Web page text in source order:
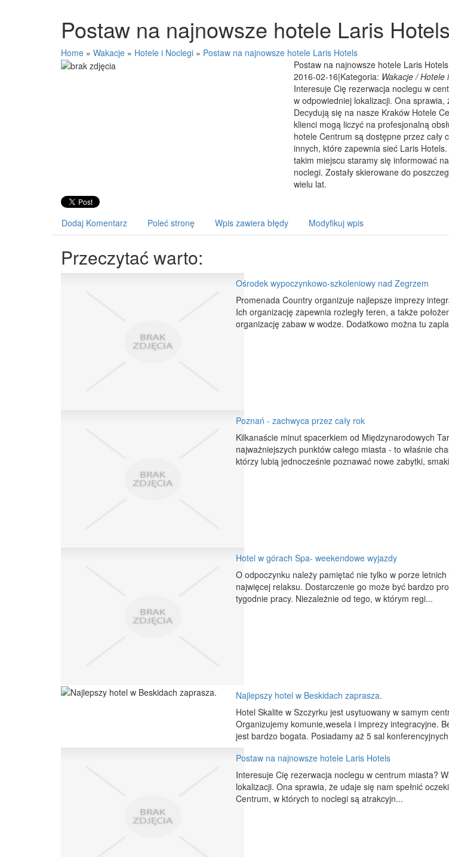
Postaw na najnowsze hotele Laris Hotels
Home » Wakacje » Hotele i Noclegi » Postaw na najnowsze hotele Laris Hotels
Postaw na najnowsze hotele Laris Hotels
2016-02-16|Kategoria: Wakacje / Hotele
Interesuje Cię rezerwacja noclegu w
w odpowiedniej lokalizacji. Ona
Decydują się na nasze Kraków Hotele
klienci mogą liczyć na profesjonalną
hotele Centrum są dostępne przez cały
innych, które zapewnia sieć Laris
takim miejscu staramy się informować
noclegi. Zostały skierowane do
wielu lat.
Dodaj Komentarz Poleć stronę Wpis zawiera błędy Modyfikuj wpis
Przeczytać warto:
Ośrodek wypoczynkowo-szkoleniowy nad Zegrzem
Promenada Country organizuje najlepsze imprezy
Ich organizację zapewnia rozległy teren, a także
organizację zabaw w wodze. Dodatkowo można tu
Poznań - zachwyca przez cały rok
Kilkanaście minut spacerkiem od Międzynarodowych
najważniejszych punktów całego miasta - to właśnie
którzy lubią jednocześnie poznawać nowe zabytki,
Hotel w górach Spa- weekendowe wyjazdy
O odpoczynku należy pamiętać nie tylko w porze
najwięcej relaksu. Dostarczenie go może być bardzo
tygodnie pracy. Niezależnie od tego, w którym regi...
Najlepszy hotel w Beskidach zaprasza.
Hotel Skalite w Szczyrku jest usytuowany w samym
Organizujemy komunie,wesela i imprezy integracyjne.
jest bardzo bogata. Posiadamy aż 5 sal
Postaw na najnowsze hotele Laris Hotels
Interesuje Cię rezerwacja noclegu w centrum miasta?
lokalizacji. Ona sprawia, że udaje się nam spełnić
Centrum, w których to noclegi są atrakcyjn...